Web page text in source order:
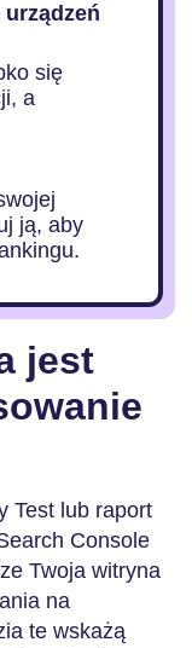
się
a
ją, aby
jest
Test lub raport
Console
Twoja witryna
na
te wskażą